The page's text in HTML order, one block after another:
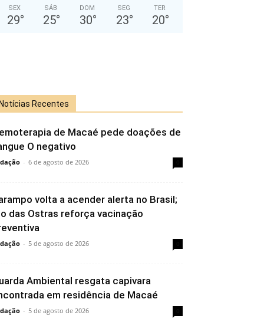
SEX
29°
SÁB
25°
DOM
30°
SEG
23°
TER
20°
Notícias Recentes
de Macaé pede doações de
O negativo
- 6 de agosto de 2026
volta a acender alerta no Brasil;
das Ostras reforça vacinação
- 5 de agosto de 2026
Ambiental resgata capivara
em residência de Macaé
- 5 de agosto de 2026